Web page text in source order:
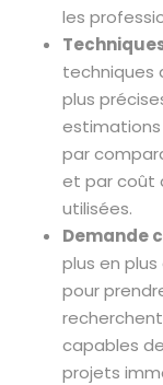
les
techniques
plus
estimations
par
et par coût
utilisées.
Demande
plus en
pour
capables
projets